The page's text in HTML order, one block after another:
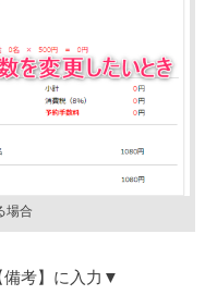
場合
備考】に入力▼